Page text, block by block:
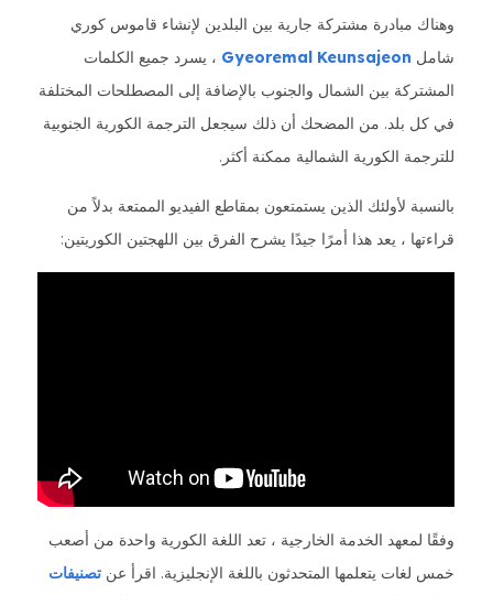
وهناك مبادرة مشتركة جارية بين البلدين لإنشاء قاموس كوري
شامل
، يسرد جميع الكلمات
المشتركة بين الشمال والجنوب بالإضافة إلى المصطلحات المختلفة
في كل بلد. من المضحك أن ذلك سيجعل الترجمة الكورية الجنوبية
للترجمة الكورية الشمالية ممكنة أكثر.
بالنسبة لأولئك الذين يستمتعون بمقاطع الفيديو الممتعة بدلاً من
قراءتها ، يعد هذا أمرًا جيدًا يشرح الفرق بين اللهجتين الكوريتين:
وفقًا لمعهد الخدمة الخارجية ، تعد اللغة الكورية واحدة من أصعب
خمس لغات يتعلمها المتحدثون باللغة الإنجليزية. اقرأ عن تصنيفات